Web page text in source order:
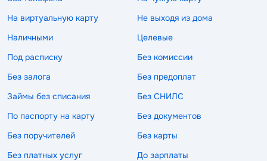
На виртуальную карту
Не выходя из дома
Наличными
Целевые
Под расписку
Без комиссии
Без залога
Без предоплат
Займы без списания
Без СНИЛС
По паспорту на карту
Без документов
Без поручителей
Без карты
Без платных услуг
До зарплаты